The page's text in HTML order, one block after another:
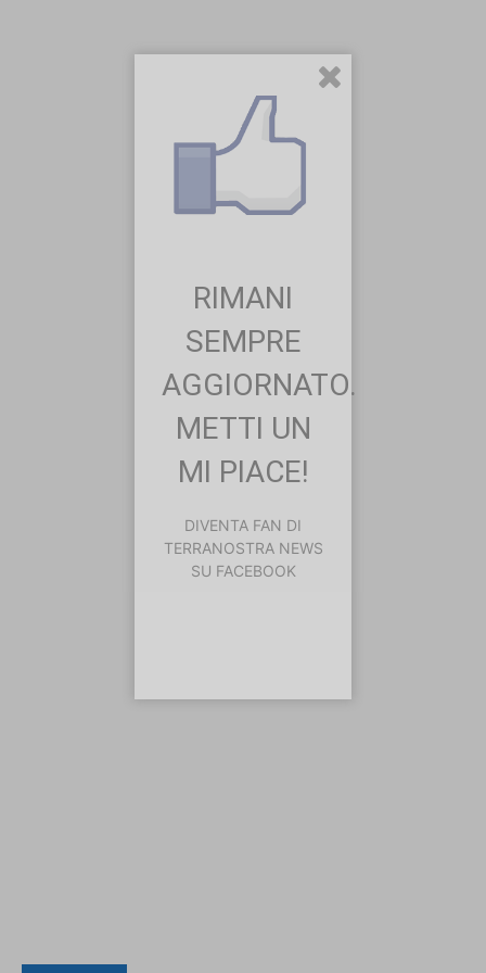
RIMANI
SEMPRE
AGGIORNATO.
METTI UN
MI PIACE!
DIVENTA FAN DI
TERRANOSTRA NEWS
SU FACEBOOK